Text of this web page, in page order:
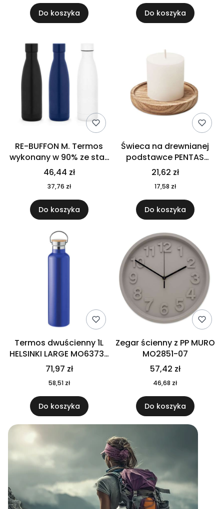
Do koszyka Do koszyka
RE-BUFFON M. Termos
wykonany w 90% ze stali
nierdzewnej
pochodzącej z
recyklingu 520 ml 94294
46,44 zł
37,76 zł
Do koszyka
Świeca na drewnianej
podstawce PENTAS
MO6282-40
21,62 zł
17,58 zł
Do koszyka
Termos dwuścienny 1L
HELSINKI LARGE MO6373-
04
71,97 zł
58,51 zł
Do koszyka
Zegar ścienny z PP MURO
MO2851-07
57,42 zł
46,68 zł
Do koszyka